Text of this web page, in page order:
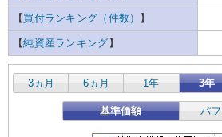
【 買付ランキング（件数） 】
【純資産ランキング 】
3ヵ月 6ヵ月 1年 3年
基準価額 パ